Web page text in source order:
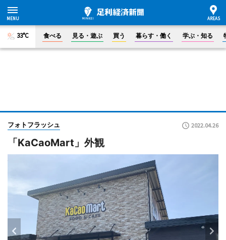
33°C 食べる 見る・遊ぶ 買う 暮らす・働く 学ぶ・知る
フォトフラッシュ 2022.04.26
「KaCaoMart」外観